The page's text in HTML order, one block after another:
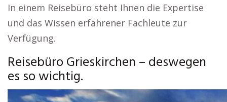
In einem Reisebüro steht Ihnen die Expertise
und das Wissen erfahrener Fachleute zur
Verfügung.
Reisebüro Grieskirchen – deswegen
es so wichtig.